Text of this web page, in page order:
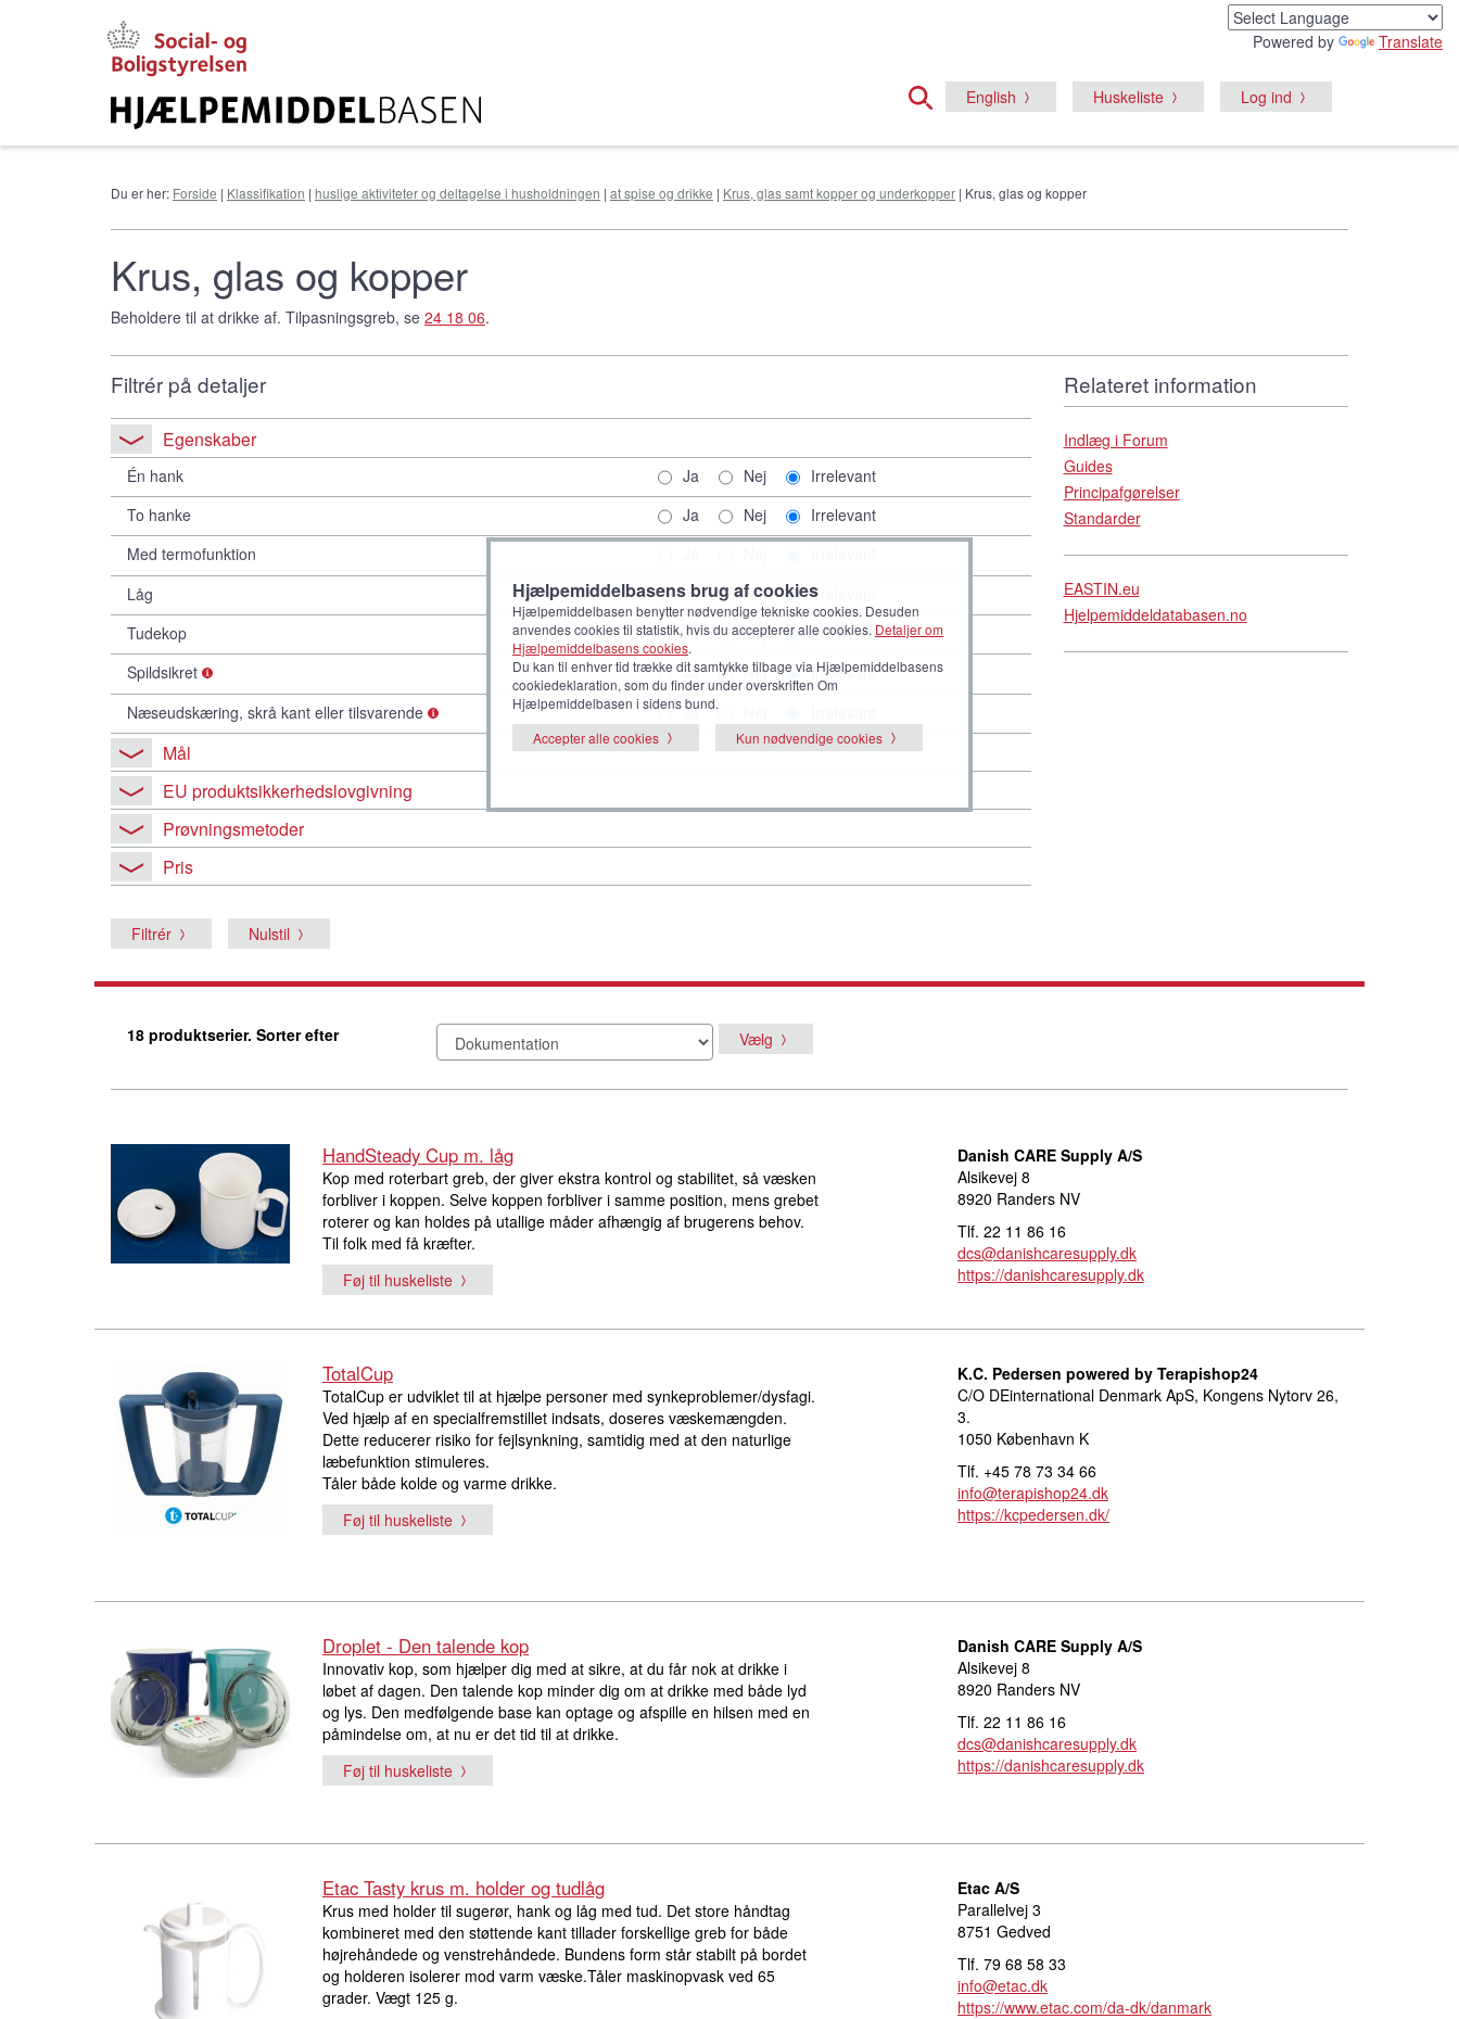
Powered by Translate
English Huskeliste Log ind
Du er her: Forside | Klassifikation | huslige aktiviteter og deltagelse i husholdningen | at spise og drikke | Krus, glas samt kopper og underkopper | Krus, glas og kopper
Krus, glas og kopper
Beholdere til at drikke af. Tilpasningsgreb, se 24 18 06.
Filtrér på detaljer
Egenskaber
Én hank Ja Nej
Irrelevant
To hanke
Ja Nej
Irrelevant
Med termofunktion
Låg
Ja Nej
Irrelevant
Tudekop
Ja Nej
Irrelevant
Spildsikret
Ja Nej
Irrelevant
Næseudskæring, skrå kant eller tilsvarende
Ja
Mål
EU produktsikkerhedslovgivning
Prøvningsmetoder
Pris
Filtrér Nulstil
Relateret information
Indlæg i Forum
Guides
Principafgørelser
Standarder
EASTIN.eu
Hjelpemiddeldatabasen.no
18 produktserier. Sorter efter Vælg
HandSteady Cup m. låg
Kop med roterbart greb, der giver ekstra kontrol og stabilitet, så væsken
forbliver i koppen. Selve koppen forbliver i samme position, mens grebet
roterer og kan holdes på utallige måder afhængig af brugerens behov.
Til folk med få kræfter.
Føj til huskeliste
Danish CARE Supply A/S
Alsikevej 8
8920 Randers NV
Tlf. 22 11 86 16
dcs@danishcaresupply.dk
https://danishcaresupply.dk
TotalCup
TotalCup er udviklet til at hjælpe personer med synkeproblemer/dysfagi.
Ved hjælp af en specialfremstillet indsats, doseres væskemængden.
Dette reducerer risiko for fejlsynkning, samtidig med at den naturlige
læbefunktion stimuleres.
Tåler både kolde og varme drikke.
Føj til huskeliste
K.C. Pedersen powered by Terapishop24
C/O DEinternational Denmark ApS, Kongens Nytorv 26,
3.
1050 København K
Tlf. +45 78 73 34 66
info@terapishop24.dk
https://kcpedersen.dk/
Droplet - Den talende kop
Innovativ kop, som hjælper dig med at sikre, at du får nok at drikke i
løbet af dagen. Den talende kop minder dig om at drikke med både lyd
og lys. Den medfølgende base kan optage og afspille en hilsen med en
påmindelse om, at nu er det tid til at drikke.
Føj til huskeliste
Danish CARE Supply A/S
Alsikevej 8
8920 Randers NV
Tlf. 22 11 86 16
dcs@danishcaresupply.dk
https://danishcaresupply.dk
Etac Tasty krus m. holder og tudlåg
Krus med holder til sugerør, hank og låg med tud. Det store håndtag
kombineret med den støttende kant tillader forskellige greb for både
højrehåndede og venstrehåndede. Bundens form står stabilt på bordet
og holderen isolerer mod varm væske.Tåler maskinopvask ved 65
grader. Vægt 125 g.
Etac A/S
Parallelvej 3
8751 Gedved
Tlf. 79 68 58 33
info@etac.dk
https://www.etac.com/da-dk/danmark
Hjælpemiddelbasens brug af cookies
Hjælpemiddelbasen benytter nødvendige tekniske cookies. Desuden
anvendes cookies til statistik, hvis du accepterer alle cookies. Detaljer om
Hjælpemiddelbasens cookies.
Du kan til enhver tid trække dit samtykke tilbage via Hjælpemiddelbasens
cookiedeklaration, som du finder under overskriften Om
Hjælpemiddelbasen i sidens bund.
Accepter alle cookies
Kun nødvendige cookies